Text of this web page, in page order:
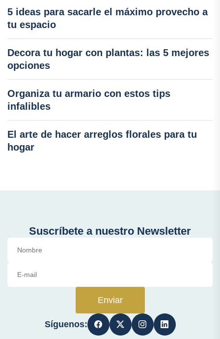
5 ideas para sacarle el máximo provecho a
tu espacio
Decora tu hogar con plantas: las 5 mejores
opciones
Organiza tu armario con estos tips
infalibles
El arte de hacer arreglos florales para tu
hogar
Suscríbete a nuestro Newsletter
Enviar
Síguenos: